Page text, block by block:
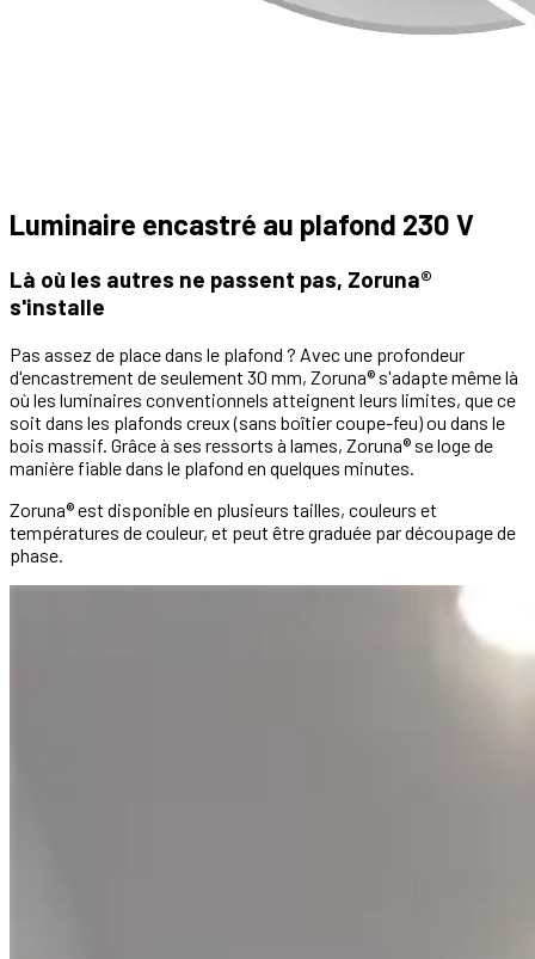
Luminaire encastré au plafond 230 V
Là où les autres ne passent pas, Zoruna®
s'installe
Pas assez de place dans le plafond ? Avec une profondeur
d'encastrement de seulement 30 mm, Zoruna® s'adapte même là
où les luminaires conventionnels atteignent leurs limites, que ce
soit dans les plafonds creux (sans boîtier coupe-feu) ou dans le
bois massif. Grâce à ses ressorts à lames, Zoruna® se loge de
manière fiable dans le plafond en quelques minutes.
Zoruna® est disponible en plusieurs tailles, couleurs et
températures de couleur, et peut être graduée par découpage de
phase.